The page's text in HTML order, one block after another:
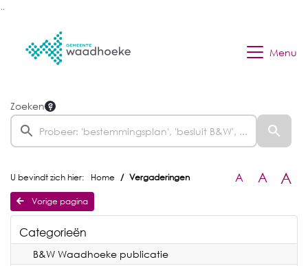
Menu
Zoeken
U bevindt zich hier: Home Vergaderingen A A A
Vorige pagina
Categorieën
B&W Waadhoeke publicatie